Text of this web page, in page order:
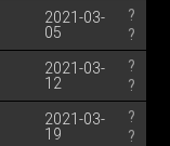
2021-03-
05
?
?
2021-03-
12
?
?
2021-03-
19
?
?